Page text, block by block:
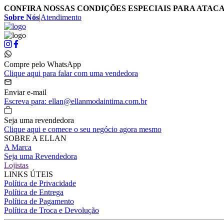
CONFIRA NOSSAS CONDIÇÕES ESPECIAIS PARA
Sobre Nós|Atendimento
Compre pelo WhatsApp
Clique aqui para falar com uma vendedora
Enviar e-mail
Escreva para: ellan@ellanmodaintima.com.br
Seja uma revendedora
Clique aqui e comece o seu negócio agora mesmo
SOBRE A ELLAN
A Marca
Seja uma Revendedora
Lojistas
LINKS ÚTEIS
Política de Privacidade
Política de Entrega
Política de Pagamento
Política de Troca e Devolução